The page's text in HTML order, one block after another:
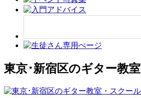
東京･新宿区のギター教